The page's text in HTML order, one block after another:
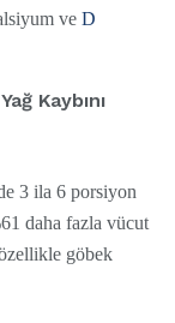
ve D
Kaybını
3 ila 6 porsiyon
daha fazla vücut
göbek